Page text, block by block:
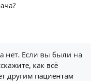
нет. Если вы были на
как всё
другим пациентам